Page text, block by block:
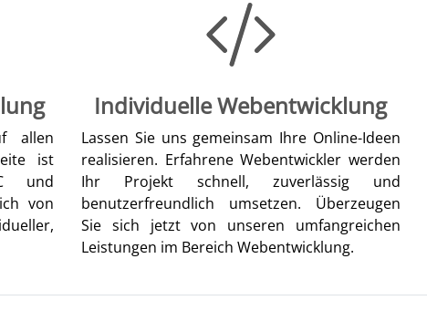
allen
ist
und
von
Individuelle Webentwicklung
Lassen Sie uns gemeinsam Ihre Online-Ideen
realisieren. Erfahrene Webentwickler werden
Ihr Projekt schnell, zuverlässig und
benutzerfreundlich umsetzen. Überzeugen
Sie sich jetzt von unseren umfangreichen
Leistungen im Bereich Webentwicklung.